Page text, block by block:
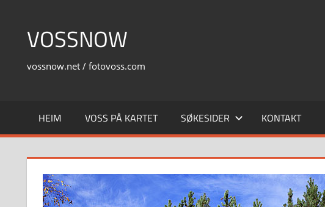
contentVOSSNOW
vossnow.net / fotovoss.com
HEIM VOSS PÅ KARTET SØKESIDER KONTAKT